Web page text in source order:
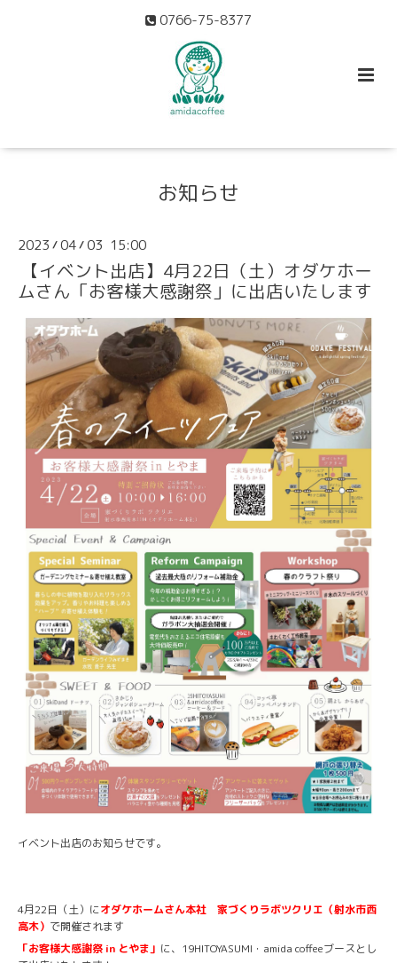
0766-75-8377
お知らせ
2023 /04/03 15:00
【イベント出店】4月22日（土）オダケホー
ムさん「お客様大感謝祭」に出店いたします
イベント出店のお知らせです。
4月22日（土）にオダケホームさん本社 家づくりラボツクリエ（射水市西
高木） で開催されます
「お客様大感謝祭 in とやま」 に、19HITOYASUMI・amida coffeeブースとし